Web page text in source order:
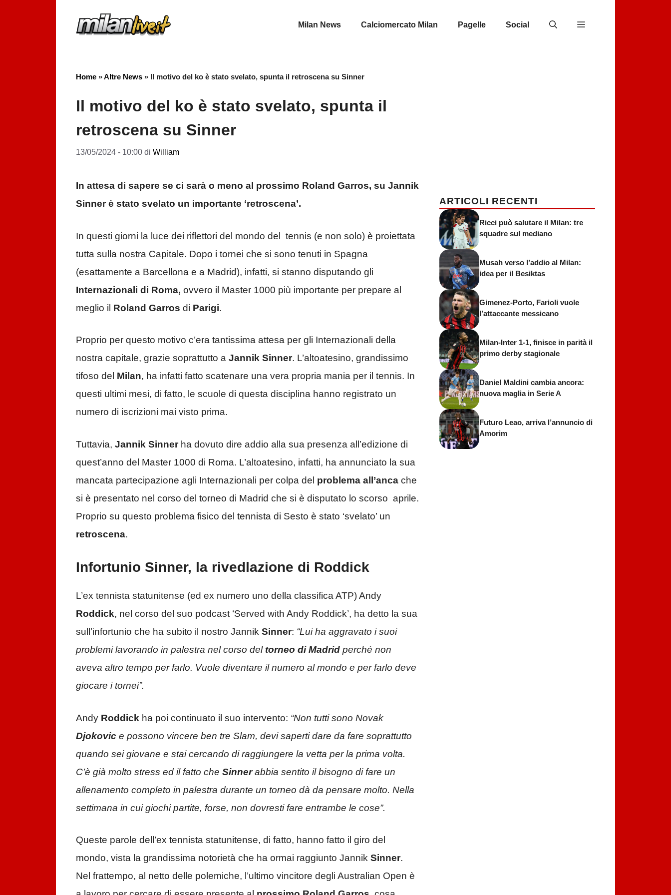
Milan News Calciomercato Milan Pagelle Social
Home »Altre News » Il motivo del ko è stato svelato, spunta il retroscena su Sinner
Il motivo del ko è stato svelato, spunta il
retroscena su Sinner
13/05/2024 - 10:00 di William
In attesa di sapere se ci sarà o meno al prossimo Roland Garros, su Jannik
Sinner è stato svelato un importante ‘retroscena’.
In questi giorni la luce dei riflettori del mondo del tennis (e non solo) è proiettata
tutta sulla nostra Capitale. Dopo i tornei che si sono tenuti in Spagna
(esattamente a Barcellona e a Madrid), infatti, si stanno disputando gli
Internazionali di Roma, ovvero il Master 1000 più importante per prepare al
meglio il Roland Garros di Parigi.
Proprio per questo motivo c’era tantissima attesa per gli Internazionali della
nostra capitale, grazie soprattutto a Jannik Sinner. L’altoatesino, grandissimo
tifoso del Milan, ha infatti fatto scatenare una vera propria mania per il tennis. In
questi ultimi mesi, di fatto, le scuole di questa disciplina hanno registrato un
numero di iscrizioni mai visto prima.
Tuttavia, Jannik Sinnerha dovuto dire addio alla sua presenza all’edizione di
quest’anno del Master 1000 di Roma. L’altoatesino, infatti, ha annunciato la sua
mancata partecipazione agli Internazionali per colpa del problema all’anca che
si è presentato nel corso del torneo di Madrid che si è disputato lo scorso aprile.
Proprio su questo problema fisico del tennista di Sesto è stato ‘svelato’ un
retroscena.
Infortunio Sinner, la rivedlazione di Roddick
L’ex tennista statunitense (ed ex numero uno della classifica ATP) Andy
Roddick, nel corso del suo podcast ‘Served with Andy Roddick’, ha detto la sua
sull’infortunio che ha subito il nostro Jannik Sinner: “Lui ha aggravato i suoi
problemi lavorando in palestra nel corso del torneo di Madrid perché non
aveva altro tempo per farlo. Vuole diventare il numero al mondo e per farlo deve
giocare i tornei”.
Andy Roddick ha poi continuato il suo intervento: “Non tutti sono Novak
Djokovic e possono vincere ben tre Slam, devi saperti dare da fare soprattutto
quando sei giovane e stai cercando di raggiungere la vetta per la prima volta.
C’è già molto stress ed il fatto che Sinnerabbia sentito il bisogno di fare un
allenamento completo in palestra durante un torneo dà da pensare molto. Nella
settimana in cui giochi partite, forse, non dovresti fare entrambe le cose”.
Queste parole dell’ex tennista statunitense, di fatto, hanno fatto il giro del
mondo, vista la grandissima notorietà che ha ormai raggiunto Jannik Sinner.
Nel frattempo, al netto delle polemiche, l’ultimo vincitore degli Australian Open è
ARTICOLI RECENTI
Ricci può salutare il Milan: tre
squadre sul mediano
Musah verso l’addio al Milan:
idea per il Besiktas
Gimenez-Porto, Farioli vuole
l’attaccante messicano
Milan-Inter 1-1, finisce in parità il
primo derby stagionale
Daniel Maldini cambia ancora:
nuova maglia in Serie A
Futuro Leao, arriva l’annuncio di
Amorim